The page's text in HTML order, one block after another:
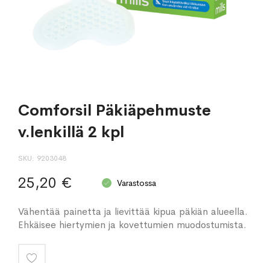
Comforsil Päkiäpehmuste
v.lenkillä 2 kpl
SKU 9203048
25,20 € Varastossa
Vähentää painetta ja lievittää kipua päkiän alueella.
Ehkäisee hiertymien ja kovettumien muodostumista.